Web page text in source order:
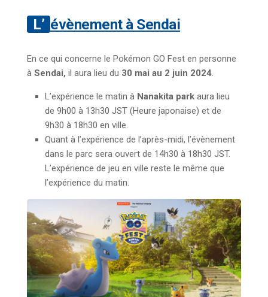
L’évènement à Sendai
En ce qui concerne le Pokémon GO Fest en personne
à Sendai, il aura lieu du 30 mai au 2 juin 2024.
L’expérience le matin à Nanakita park aura lieu
de 9h00 à 13h30 JST (Heure japonaise) et de
9h30 à 18h30 en ville.
Quant à l’expérience de l’après-midi, l’évènement
dans le parc sera ouvert de 14h30 à 18h30 JST.
L’expérience de jeu en ville reste le même que
l’expérience du matin.